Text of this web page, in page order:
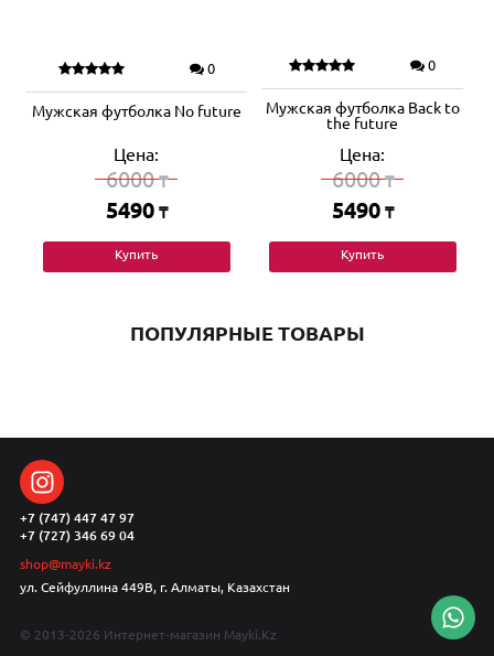
0
Мужская футболка No future
Цена:
6000₸
5490 ₸
Купить
0
Мужская футболка Back to
the future
Цена:
6000₸
5490 ₸
Купить
ПОПУЛЯРНЫЕ ТОВАРЫ
+7 (747) 447 47 97
+7 (727) 346 69 04
shop@mayki.kz
ул. Сейфуллина 449В, г. Алматы, Казахстан
© 2013-2026 Интернет-магазин Mayki.Kz